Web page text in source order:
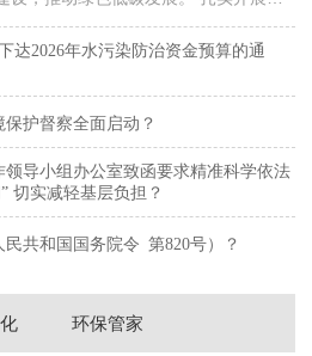
达2026年水污染防治资金预算的通
护督察全面启动？
导小组办公室致函要求精准科学依法
切实减轻基层负担？
共和国国务院令 第820号）？
环保管家